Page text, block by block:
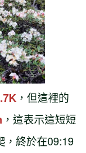
，但這裡的
，這表示這短短
，終於在09:19